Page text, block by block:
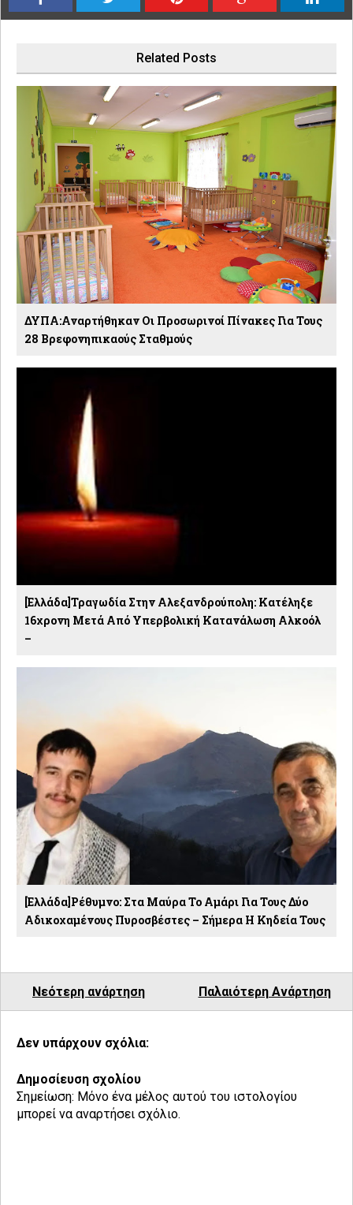
Related Posts
ΔΥΠΑ:Αναρτήθηκαν Οι Προσωρινοί Πίνακες Για Τους
28 Βρεφονηπικαούς Σταθμούς
[Ελλάδα]Τραγωδία Στην Αλεξανδρούπολη: Κατέληξε
16χρονη Μετά Από Υπερβολική Κατανάλωση Αλκοόλ
–
[Ελλάδα]Ρέθυμνο: Στα Μαύρα Το Αμάρι Για Τους Δύο
Αδικοχαμένους Πυροσβέστες – Σήμερα Η Κηδεία Τους
Νεότερη ανάρτηση Παλαιότερη Ανάρτηση
Δεν υπάρχουν σχόλια:
Δημοσίευση σχολίου
Σημείωση: Μόνο ένα μέλος αυτού του ιστολογίου
μπορεί να αναρτήσει σχόλιο.